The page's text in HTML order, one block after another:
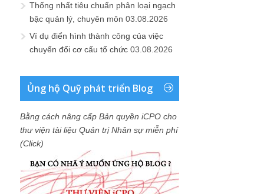
Thống nhất tiêu chuẩn phân loại ngạch
bậc quản lý, chuyên môn 03.08.2026
Ví dụ điển hình thành công của việc
chuyển đổi cơ cấu tổ chức 03.08.2026
Ủng hộ Quỹ phát triển Blog
Bằng cách nâng cấp Bản quyền iCPO cho
thư viện tài liệu Quản trị Nhân sự miễn phí
(Click)